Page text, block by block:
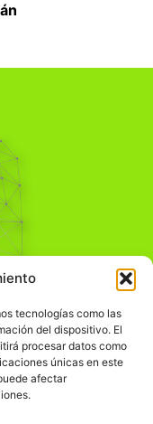
tecnologías como las
del dispositivo. El
procesar datos como
únicas en este
afectar